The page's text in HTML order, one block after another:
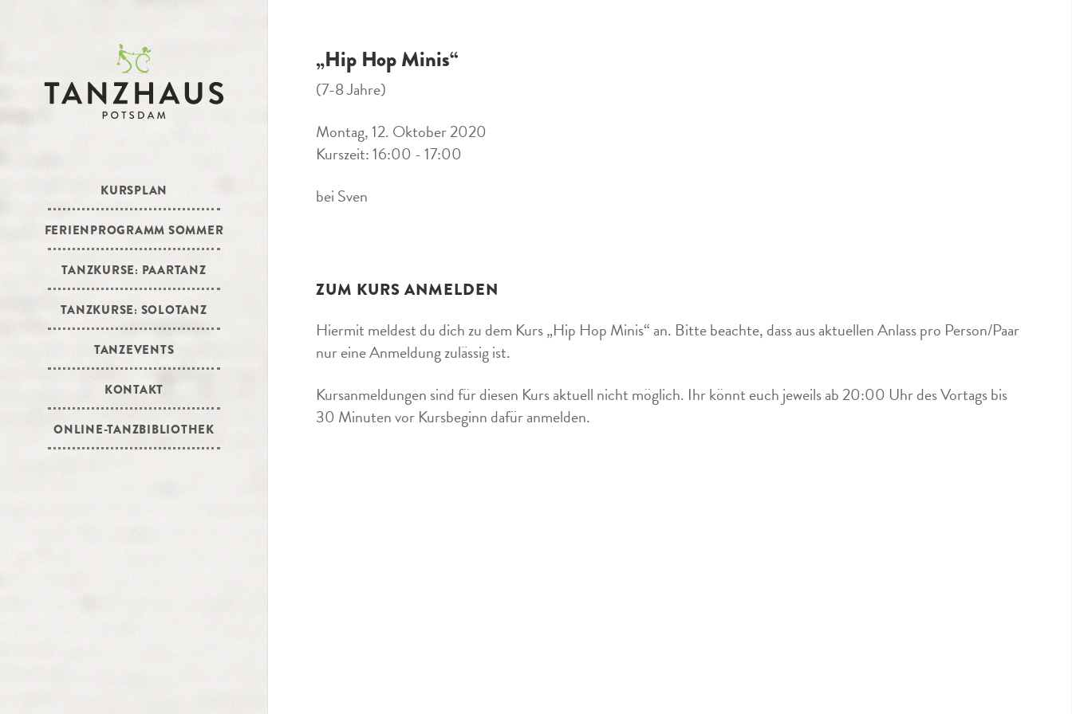
KURSPLAN
FERIENPROGRAMM SOMMER
TANZKURSE: PAARTANZ
TANZKURSE: SOLOTANZ
TANZEVENTS
KONTAKT
ONLINE-TANZBIBLIOTHEK
„Hip Hop Minis“
(7-8 Jahre)
Montag, 12. Oktober 2020
Kurszeit: 16:00 - 17:00
bei Sven
ZUM KURS ANMELDEN
Hiermit meldest du dich zu dem Kurs „Hip Hop Minis“ an. Bitte beachte, dass aus aktuellen Anlass pro Person/Paar
nur eine Anmeldung zulässig ist.
Kursanmeldungen sind für diesen Kurs aktuell nicht möglich. Ihr könnt euch jeweils ab 20:00 Uhr des Vortags bis
30 Minuten vor Kursbeginn dafür anmelden.